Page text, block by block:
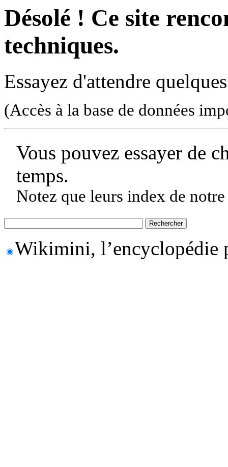
Désolé ! Ce site
techniques.
Essayez d'attendre
(Accès à la base de données
Vous pouvez essayer de
temps.
Notez que leurs index de
Wikimini, l’encyclopédie